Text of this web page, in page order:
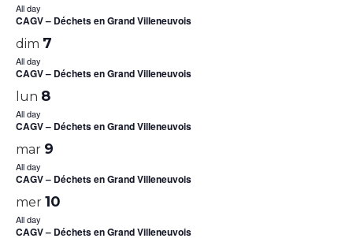
All day
CAGV – Déchets en Grand Villeneuvois
dim 7
All day
CAGV – Déchets en Grand Villeneuvois
lun 8
All day
CAGV – Déchets en Grand Villeneuvois
mar 9
All day
CAGV – Déchets en Grand Villeneuvois
mer 10
All day
CAGV – Déchets en Grand Villeneuvois